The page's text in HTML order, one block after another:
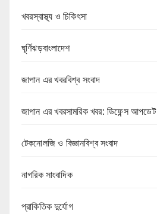
খবরস্বাস্থ্য ও চিকিৎসা
ঘূর্ণিঝড়বাংলাদেশ
জাপান এর খবরবিশ্ব সংবাদ
জাপান এর খবরসামরিক খবর: ডিফেন্স আপডেট
টেকনোলজি ও বিজ্ঞানবিশ্ব সংবাদ
নাগরিক সাংবাদিক
প্রাকিতিক দুর্যোগ